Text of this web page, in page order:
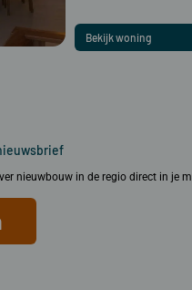
Bekijk woning
nieuwbouw in de regio direct in je